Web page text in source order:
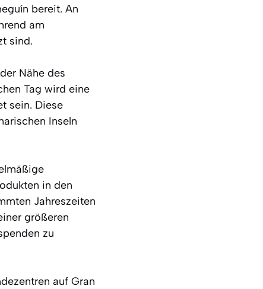
bereit. An
am
sind.
Nähe des
Tag wird eine
sein. Diese
Inseln
in den
Jahreszeiten
größeren
zu
auf Gran